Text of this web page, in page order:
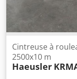
Cintreuse à
2500x10 m
Haeusler